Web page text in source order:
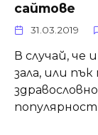
сайтове
31.03.2019
В случай, че
зала, или